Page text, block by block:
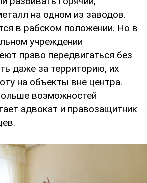
на одном из заводов.
в рабском положении. Но в
учреждении
право передвигаться без
даже за территорию, их
на объекты вне центра.
возможностей
адвокат и правозащитник